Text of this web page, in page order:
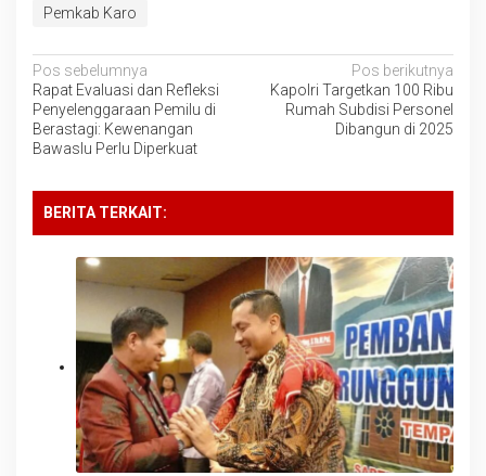
Pemkab Karo
Navigasi
pos
Pos sebelumnya
Rapat Evaluasi dan Refleksi
Penyelenggaraan Pemilu di
Berastagi: Kewenangan
Bawaslu Perlu Diperkuat
Pos berikutnya
Kapolri Targetkan 100 Ribu
Rumah Subdisi Personel
Dibangun di 2025
BERITA TERKAIT: